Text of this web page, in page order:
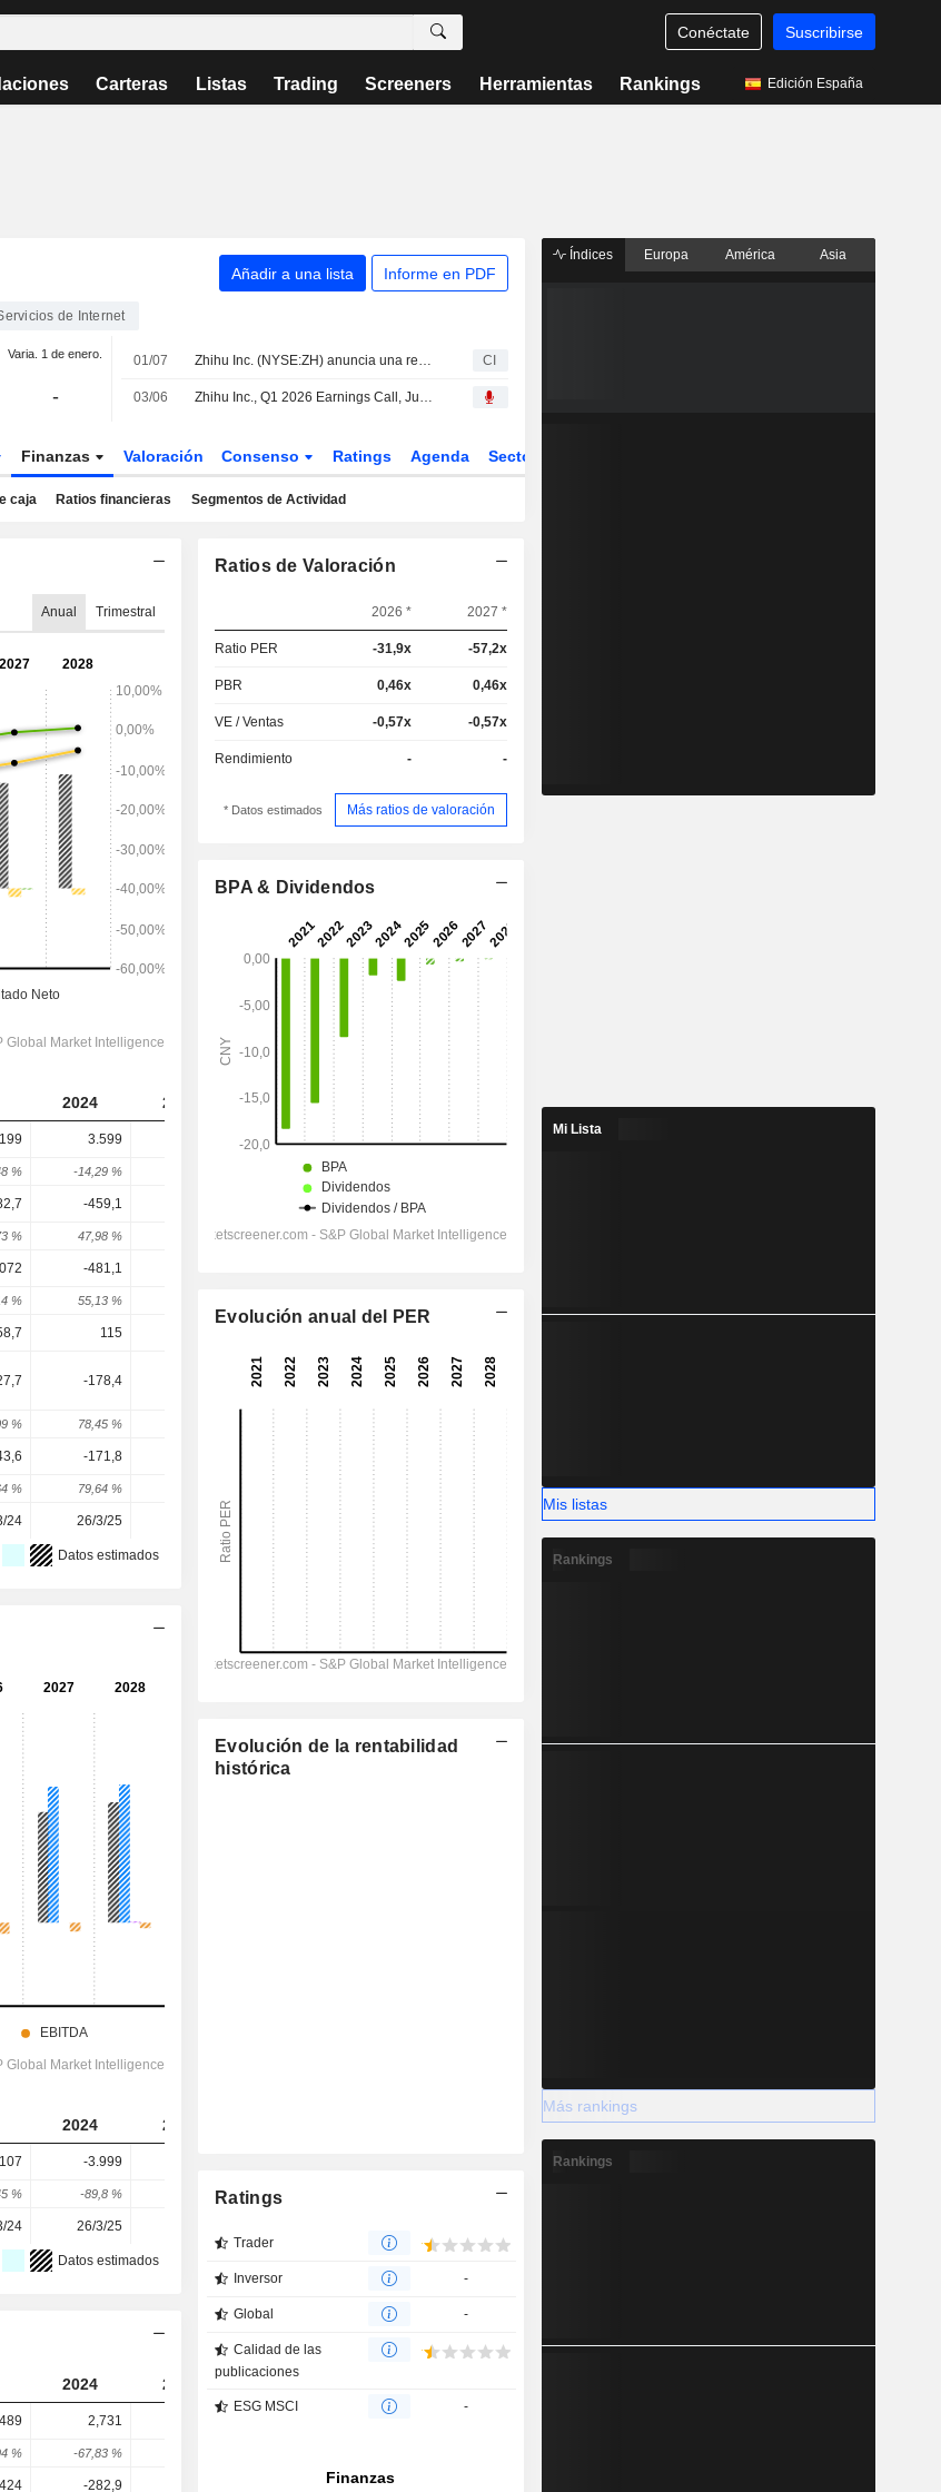
Conéctate Suscribirse
Carteras Listas Trading Screeners Herramientas Rankings Edición España
Añadir a una lista Informe en PDF
de Internet
Varia. 1 de enero.
-
01/07 Zhihu Inc. (NYSE:ZH) anuncia una recompra de acciones de 25.461.758 títulos, lo que representa el 10% de su capital social emitido, bajo la autorización aprobada el 30 de junio de 2026. CI
03/06 Zhihu Inc., Q1 2026 Earnings Call, Jun 03, 2026
Finanzas Valoración Consenso Ratings Agenda Sector
caja Ratios financieras Segmentos de Actividad
Anual Trimestral
2024 2025 2026 2027 2028
3.599 2.601 2.644 2.873
% -14,29 % -5,37 %
-459,1 -263,6 -223,4
% 47,98 % -6,35 % 46,02 % 15,26 % 35,98 %
-481,1
% 55,13 %
115
-178,4 -95,22 -27,51 19,82
% 78,45 % 45,11 % 71,11 % 172,04 %
-171,8 -80,75 -18,58
% 79,64 % 58,14 % 77 % 163,04 %
24 26/3/25 25/3/26
Datos estimados
2024 2025
-3.999
% -89,8 % 16,6 % -1,6 %
24 26/3/25
Datos estimados
2024 2025
2,731
% -67,83 %
-282,9 -2,546
Ratios de Valoración
2026 * 2027 *
Ratio PER -31,9x -57,2x
PBR 0,46x 0,46x
VE / Ventas -0,57x -0,57x
Rendimiento - -
* Datos estimados Más ratios de valoración
BPA & Dividendos
Evolución anual del PER
Evolución de la rentabilidad
histórica
Ratings
Trader
Inversor -
Global -
Calidad de las
publicaciones
ESG MSCI -
Índices Europa América Asia
Mi Lista
Mis listas
Rankings
Más rankings
Rankings